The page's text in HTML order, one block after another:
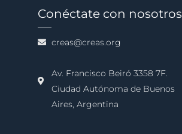
Conéctate con nosotros
creas@creas.org
Av. Francisco Beiró 3358 7F.
Ciudad Autónoma de Buenos
Aires, Argentina